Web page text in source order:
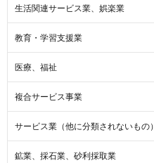
生活関連サービス業、娯楽業
教育・学習支援業
医療、福祉
複合サービス事業
サービス業（他に分類されないもの）
鉱業、採石業、砂利採取業